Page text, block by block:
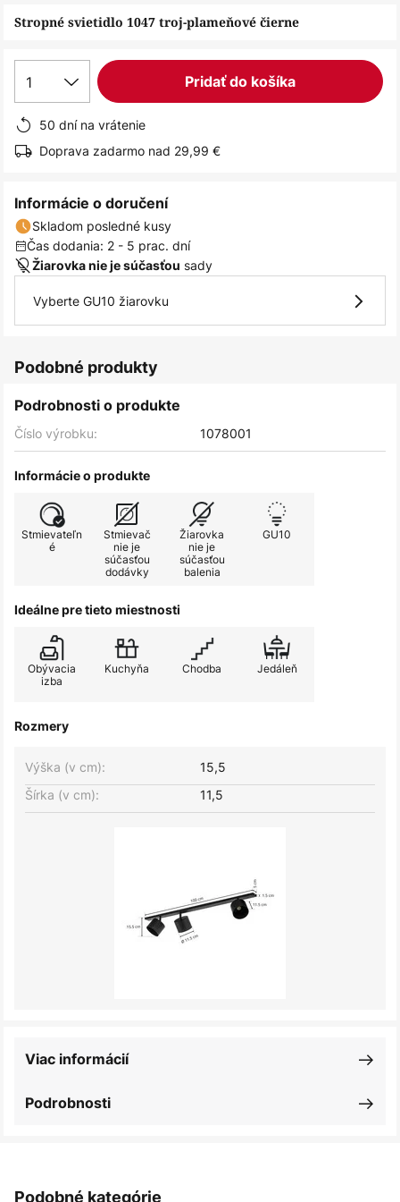
Stropné svietidlo 1047 troj-plameňové čierne
1 Pridať do košíka
50 dní na vrátenie
Doprava zadarmo nad 29,99 €
Informácie o doručení
Skladom posledné kusy
Čas dodania: 2 - 5 prac. dní
Žiarovka nie je súčasťou sady
Vyberte GU10 žiarovku
Podobné produkty
Podrobnosti o produkte
Číslo výrobku: 1078001
Informácie o produkte
Stmievateľn
é
Stmievač
nie je
súčasťou
dodávky
Žiarovka
nie je
súčasťou
balenia
GU10
Ideálne pre tieto miestnosti
Obývacia
izba
Kuchyňa Chodba Jedáleň
Rozmery
Šírka (v cm): 11,5
Výška (v cm): 15,5
Podrobnosti
Viac informácií
Podobné kategórie